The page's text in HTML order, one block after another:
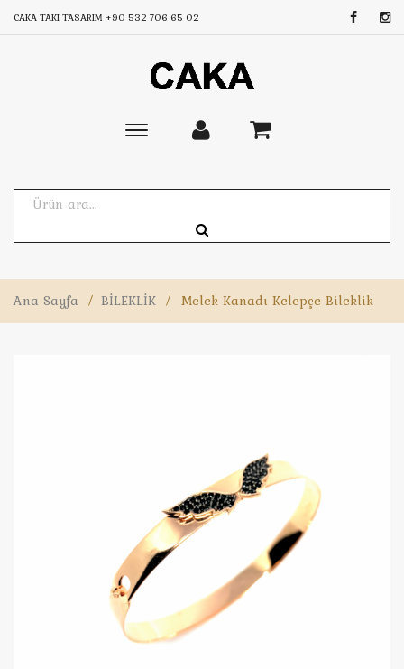
CAKA TAKI TASARIM +90 532 706 65 02
Toggle
Ana Sayfa / BİLEKLİK / Melek Kanadı Kelepçe Bileklik